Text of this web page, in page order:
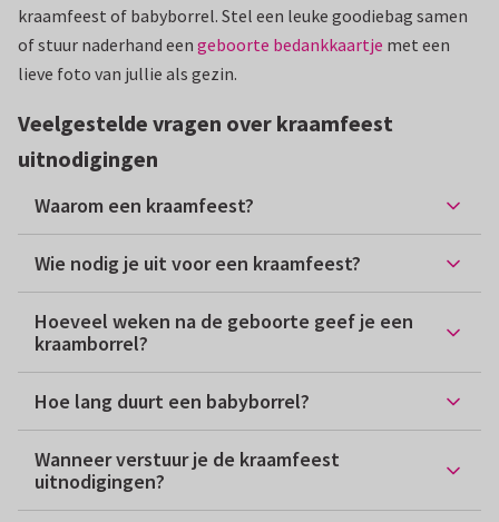
kraamfeest of babyborrel. Stel een leuke goodiebag samen
of stuur naderhand een geboorte bedankkaartje met een
lieve foto van jullie als gezin.
Veelgestelde vragen over kraamfeest
uitnodigingen
Waarom een kraamfeest?
Wie nodig je uit voor een kraamfeest?
Hoeveel weken na de geboorte geef je een
kraamborrel?
Hoe lang duurt een babyborrel?
Wanneer verstuur je de kraamfeest
uitnodigingen?